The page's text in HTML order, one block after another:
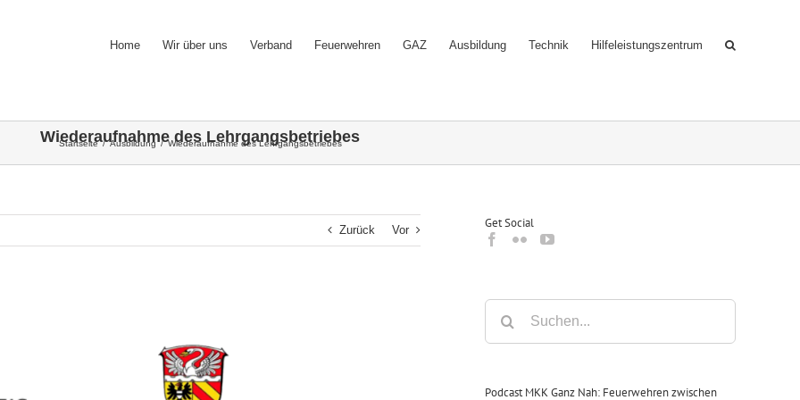
Home Wir über uns Verband Feuerwehren GAZ Ausbildung Technik Hilfeleistungszentrum
Wiederaufnahme des Lehrgangsbetriebes
Startseite / Ausbildung / Wiederaufnahme des Lehrgangsbetriebes
Zurück Vor Get Social
Suche
nach:
Podcast MKK Ganz Nah: Feuerwehren zwischen